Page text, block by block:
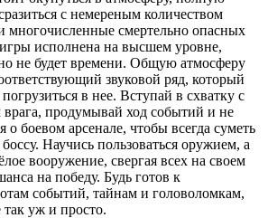
с немереным количеством
многочисленные смертельно опасных
исполнена на высшем уровне,
не будет времени. Общую атмосферу
звуковой ряд, который
в нее. Вступай в схватку с
продумывай ход событий и не
о боевом арсенале, чтобы всегда суметь
Научись пользоваться оружием, а
вооружение, свергая всех на своем
на победу. Будь готов к
событий, тайнам и головоломкам,
так уж и просто.